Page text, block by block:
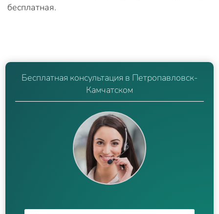
бесплатная.
Бесплатная консультация в Петропавловск-
Камчатском